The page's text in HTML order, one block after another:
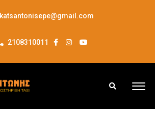
katsantonisepe@gmail.com
2108310011